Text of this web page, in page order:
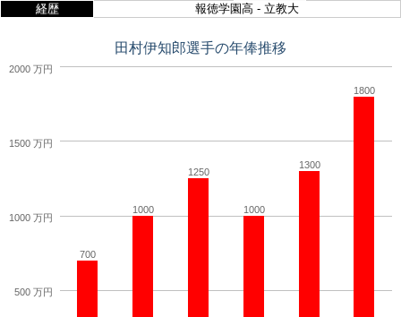
経歴
報徳学園高 - 立教大
田村伊知郎選手の年俸推移
700
1000
1250
1000
1300
1800
500 万円
1000 万円
1500 万円
2000 万円